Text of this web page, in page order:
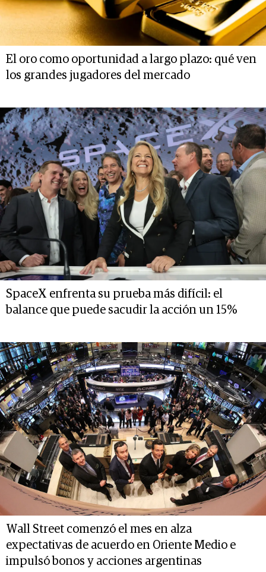
El oro como oportunidad a largo plazo: qué ven
los grandes jugadores del mercado
SpaceX enfrenta su prueba más difícil: el
balance que puede sacudir la acción un 15%
Wall Street comenzó el mes en alza
expectativas de acuerdo en Oriente Medio e
impulsó bonos y acciones argentinas